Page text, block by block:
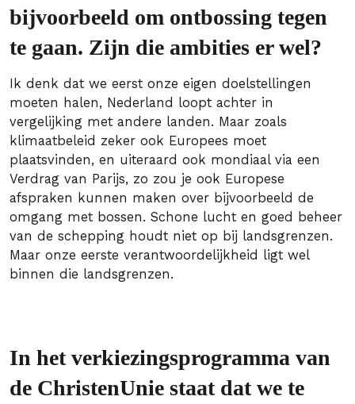
bijvoorbeeld om ontbossing tegen
te gaan. Zijn die ambities er wel?
Ik denk dat we eerst onze eigen doelstellingen
moeten halen, Nederland loopt achter in
vergelijking met andere landen. Maar zoals
klimaatbeleid zeker ook Europees moet
plaatsvinden, en uiteraard ook mondiaal via een
Verdrag van Parijs, zo zou je ook Europese
afspraken kunnen maken over bijvoorbeeld de
omgang met bossen. Schone lucht en goed beheer
van de schepping houdt niet op bij landsgrenzen.
Maar onze eerste verantwoordelijkheid ligt wel
binnen die landsgrenzen.
In het verkiezingsprogramma van
de ChristenUnie staat dat we te